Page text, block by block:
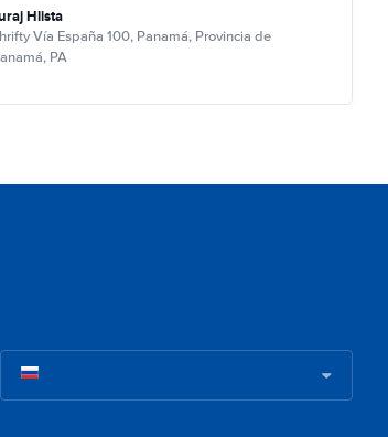
Hlista
Vía España 100, Panamá, Provincia de
PA